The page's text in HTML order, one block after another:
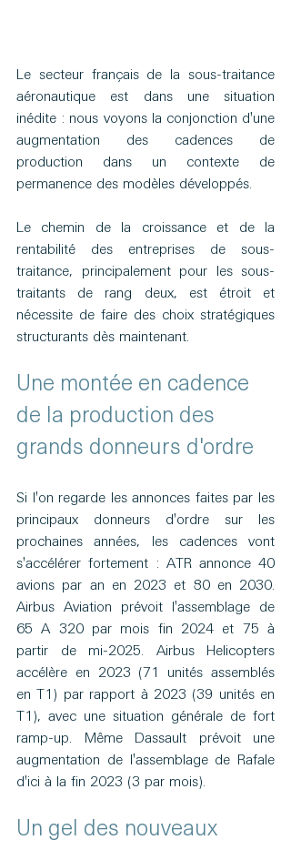
Le secteur français de la sous-traitance
aéronautique est dans une situation
inédite : nous voyons la conjonction d'une
augmentation des cadences de
production dans un contexte de
permanence des modèles développés.
Le chemin de la croissance et de la
rentabilité des entreprises de sous-
traitance, principalement pour les sous-
traitants de rang deux, est étroit et
nécessite de faire des choix stratégiques
structurants dès maintenant.
Une montée en cadence
de la production des
grands donneurs d'ordre
Si l'on regarde les annonces faites par les
principaux donneurs d'ordre sur les
prochaines années, les cadences vont
s'accélérer fortement : ATR annonce 40
avions par an en 2023 et 80 en 2030.
Airbus Aviation prévoit l'assemblage de
65 A 320 par mois fin 2024 et 75 à
partir de mi-2025. Airbus Helicopters
accélère en 2023 (71 unités assemblés
en T1) par rapport à 2023 (39 unités en
T1), avec une situation générale de fort
ramp-up. Même Dassault prévoit une
augmentation de l'assemblage de Rafale
d'ici à la fin 2023 (3 par mois).
Un gel des nouveaux